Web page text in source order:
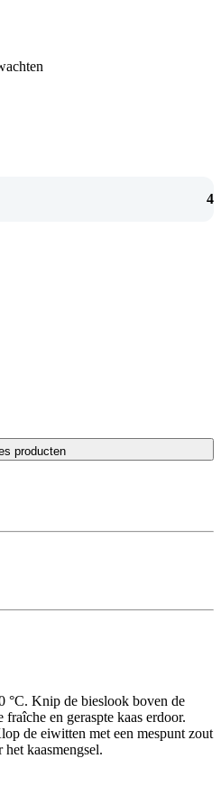
4
producten
°C. Knip de bieslook boven de
en geraspte kaas erdoor.
de eiwitten met een mespunt zout
kaasmengsel.